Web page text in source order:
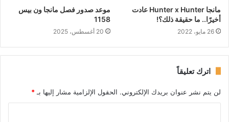
مانجا Hunter x Hunter عادت
أخيرًا.. ما حقيقة ذلك؟!
26 مايو، 2022
موعد صدور فصل مانجا ون بيس
1158
20 أغسطس، 2025
اترك تعليقاً
لن يتم نشر عنوان بريدك الإلكتروني. الحقول الإلزامية مشار إليها بـ *